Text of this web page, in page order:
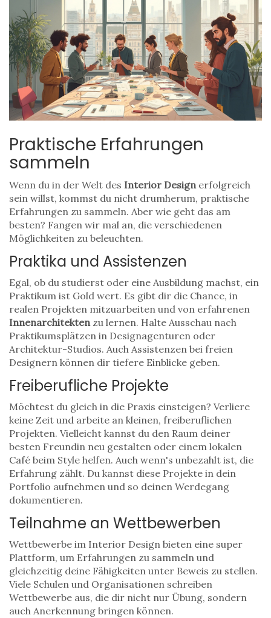
Praktische Erfahrungen
sammeln
Wenn du in der Welt des Interior Designerfolgreich
sein willst, kommst du nicht drumherum, praktische
Erfahrungen zu sammeln. Aber wie geht das am
besten? Fangen wir mal an, die verschiedenen
Möglichkeiten zu beleuchten.
Praktika und Assistenzen
Egal, ob du studierst oder eine Ausbildung machst, ein
Praktikum ist Gold wert. Es gibt dir die Chance, in
realen Projekten mitzuarbeiten und von erfahrenen
Innenarchitektenzu lernen. Halte Ausschau nach
Praktikumsplätzen in Designagenturen oder
Architektur-Studios. Auch Assistenzen bei freien
Designern können dir tiefere Einblicke geben.
Freiberufliche Projekte
Möchtest du gleich in die Praxis einsteigen? Verliere
keine Zeit und arbeite an kleinen, freiberuflichen
Projekten. Vielleicht kannst du den Raum deiner
besten Freundin neu gestalten oder einem lokalen
Café beim Style helfen. Auch wenn's unbezahlt ist, die
Erfahrung zählt. Du kannst diese Projekte in dein
Portfolio aufnehmen und so deinen Werdegang
dokumentieren.
Teilnahme an Wettbewerben
Wettbewerbe im Interior Design bieten eine super
Plattform, um Erfahrungen zu sammeln und
gleichzeitig deine Fähigkeiten unter Beweis zu stellen.
Viele Schulen und Organisationen schreiben
Wettbewerbe aus, die dir nicht nur Übung, sondern
auch Anerkennung bringen können.